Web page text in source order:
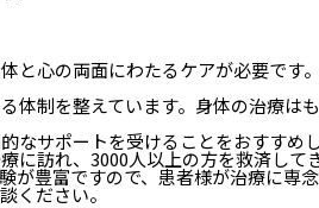
心の両面にわたるケアが必要です
制を整えています。身体の治療は
サポートを受けることをおすすめし
に訪れ、3000人以上の方を救済し
豊富ですので、患者様が治療に専
ください。